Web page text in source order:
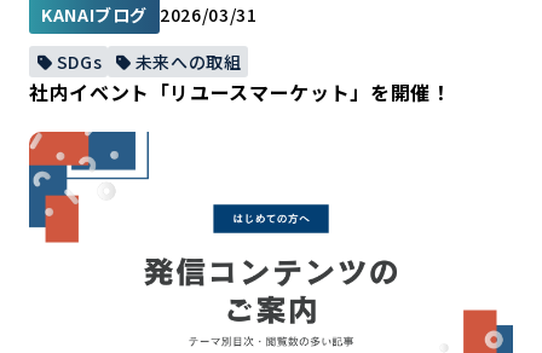
KANAIブログ 2026/03/31
SDGs
未来への取組
社内イベント「リユースマーケット」を開催！